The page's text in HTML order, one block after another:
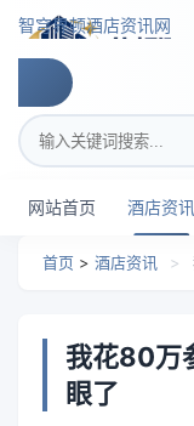
跳转到主要内容
智穹界顿酒店资讯网
搜索关键词
网站首页 酒店资讯
首页 > 酒店资讯 >
我花80万
眼了